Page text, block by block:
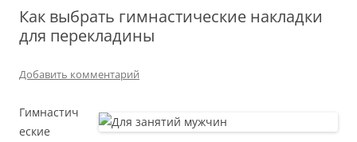
Как выбрать гимнастические накладки
для перекладины
Добавить комментарий
Гимнастич
еские